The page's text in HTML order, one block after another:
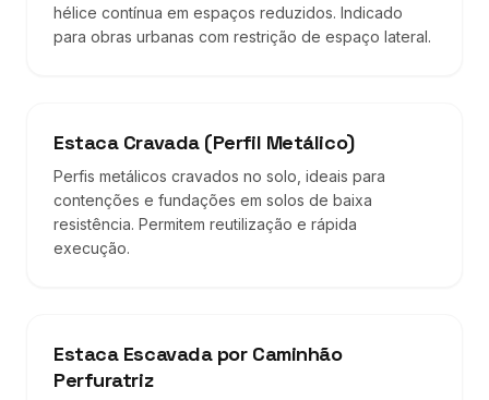
hélice contínua em espaços reduzidos. Indicado
para obras urbanas com restrição de espaço lateral.
Estaca Cravada (Perfil Metálico)
Perfis metálicos cravados no solo, ideais para
contenções e fundações em solos de baixa
resistência. Permitem reutilização e rápida
execução.
Estaca Escavada por Caminhão
Perfuratriz